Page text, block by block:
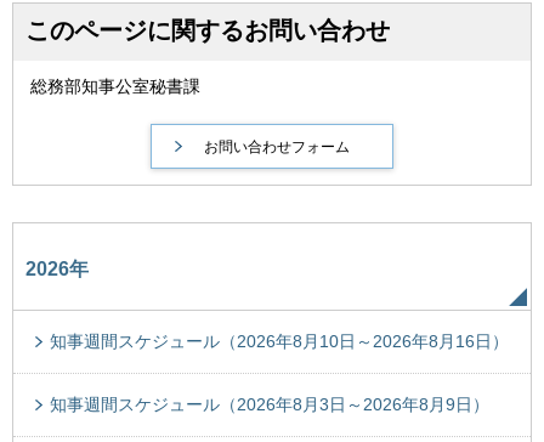
このページに関するお問い合わせ
総務部知事公室秘書課
2026年
知事週間スケジュール（2026年8月10日～2026年8月16日）
知事週間スケジュール（2026年8月3日～2026年8月9日）